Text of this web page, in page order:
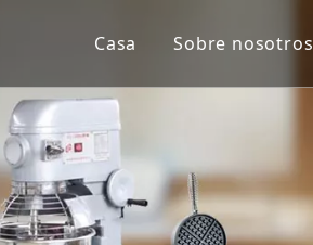
Casa Sobre nosotros